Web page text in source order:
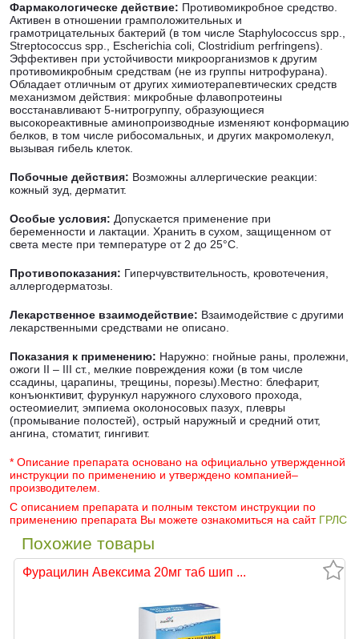
Фармакологическе действие: Противомикробное средство.
Активен в отношении грамположительных и
грамотрицательных бактерий (в том числе Staphylococcus spp.,
Streptococcus spp., Escherichia coli, Clostridium perfringens).
Эффективен при устойчивости микроорганизмов к другим
противомикробным средствам (не из группы нитрофурана).
Обладает отличным от других химиотерапевтических средств
механизмом действия: микробные флавопротеины
восстанавливают 5-нитрогруппу, образующиеся
высокореактивные аминопроизводные изменяют конформацию
белков, в том числе рибосомальных, и других макромолекул,
вызывая гибель клеток.
Побочные действия: Возможны аллергические реакции:
кожный зуд, дерматит.
Особые условия: Допускается применение при
беременности и лактации. Хранить в сухом, защищенном от
света месте при температуре от 2 до 25°С.
Противопоказания: Гиперчувствительность, кровотечения,
аллергодерматозы.
Лекарственное взаимодействие: Взаимодействие с другими
лекарственными средствами не описано.
Показания к применению: Наружно: гнойные раны, пролежни,
ожоги II – III ст., мелкие повреждения кожи (в том числе
ссадины, царапины, трещины, порезы).Местно: блефарит,
конъюнктивит, фурункул наружного слухового прохода,
остеомиелит, эмпиема околоносовых пазух, плевры
(промывание полостей), острый наружный и средний отит,
ангина, стоматит, гингивит.
* Описание препарата основано на официально утвержденной
инструкции по применению и утверждено компанией–
производителем.
С описанием препарата и полным текстом инструкции по
применению препарата Вы можете ознакомиться на сайт ГРЛС
Похожие товары
Фурацилин Авексима 20мг таб шип ...